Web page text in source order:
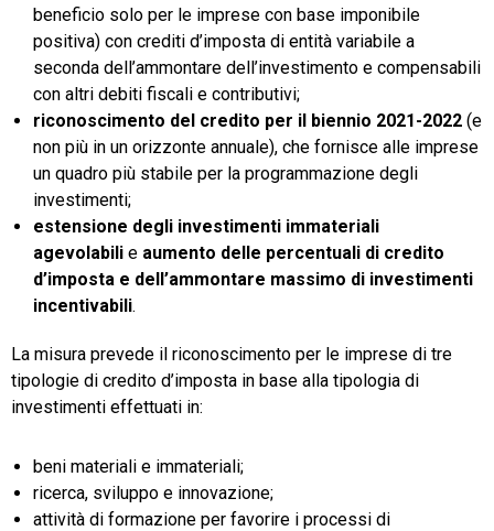
beneficio solo per le imprese con base imponibile
positiva) con crediti d’imposta di entità variabile a
seconda dell’ammontare dell’investimento e compensabili
con altri debiti fiscali e contributivi;
riconoscimento del credito per il biennio 2021-2022 (e
non più in un orizzonte annuale), che fornisce alle imprese
un quadro più stabile per la programmazione degli
investimenti;
estensione degli investimenti immateriali
agevolabili e aumento delle percentuali di credito
d’imposta e dell’ammontare massimo di investimenti
incentivabili.
La misura prevede il riconoscimento per le imprese di tre
tipologie di credito d’imposta in base alla tipologia di
investimenti effettuati in:
beni materiali e immateriali;
ricerca, sviluppo e innovazione;
attività di formazione per favorire i processi di